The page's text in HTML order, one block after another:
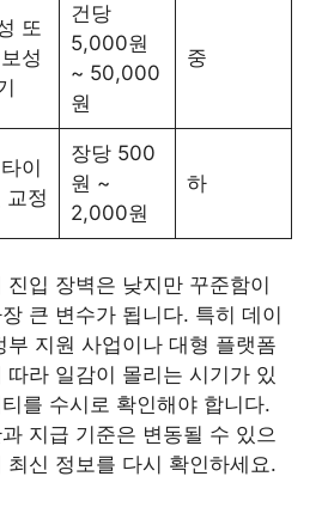
또
성
건당
5,000원
~ 50,000
원
중
이
교정
장당 500
원 ~
2,000원
하
입 장벽은 낮지만 꾸준함이
큰 변수가 됩니다. 특히 데이
부 지원 사업이나 대형 플랫폼
라 일감이 몰리는 시기가 있
를 수시로 확인해야 합니다.
지급 기준은 변동될 수 있으
최신 정보를 다시 확인하세요.